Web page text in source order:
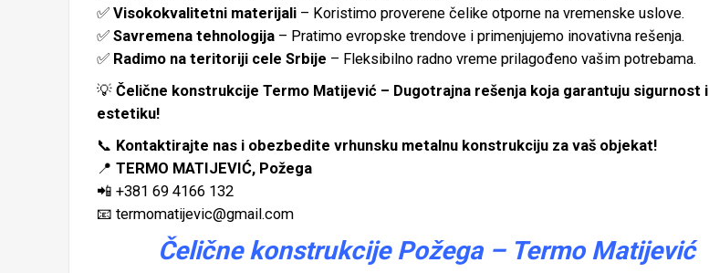
✅ Visokokvalitetni materijali – Koristimo proverene čelike otporne na vremenske uslove.
✅ Savremena tehnologija – Pratimo evropske trendove i primenjujemo inovativna rešenja.
✅ Radimo na teritoriji cele Srbije – Fleksibilno radno vreme prilagođeno vašim potrebama.
💡 Čelične konstrukcije Termo Matijević – Dugotrajna rešenja koja garantuju sigurnost i
estetiku!
📞 Kontaktirajte nas i obezbedite vrhunsku metalnu konstrukciju za vaš objekat!
📍 TERMO MATIJEVIĆ, Požega
📲 +381 69 4166 132
📧 termomatijevic@gmail.com
Čelične konstrukcije Požega – Termo Matijević